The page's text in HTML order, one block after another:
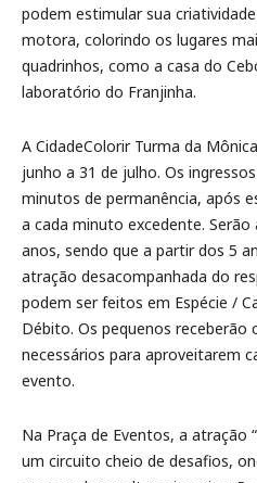
podem estimular sua
motora, colorindo os lugares
quadrinhos, como a casa do
laboratório do Franjinha.
A CidadeColorir Turma da
junho a 31 de julho. Os
minutos de permanência, após
a cada minuto excedente. Serão
anos, sendo que a partir dos 5
atração desacompanhada do
podem ser feitos em Espécie /
Débito. Os pequenos
necessários para aproveitarem
evento.
Na Praça de Eventos, a atração
um circuito cheio de desafios,